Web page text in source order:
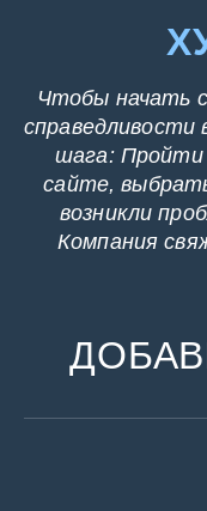
Чтобы начать
справедливости
шага: Пройти
сайте,
возникли
Компания